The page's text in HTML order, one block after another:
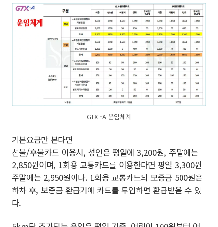
GTX -A 운임체계
기본요금만 본다면
선불/후불카드 이용시, 성인은 평일에 3,200원, 주말에는
2,850원이며, 1회용 교통카드를 이용한다면 평일 3,300원
주말에는 2,950원이다. 1회용 교통카드의 보증금 500원은
하차 후, 보증금 환급기에 카드를 투입하면 환급받을 수 있
다.